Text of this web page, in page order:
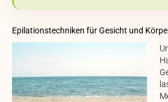
Epilationstechniken für Gesicht und